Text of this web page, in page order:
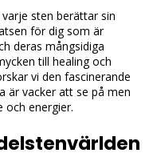
sten berättar sin
för dig som är
deras mångsidiga
till healing och
vi den fascinerande
är vacker att se på men
och energier.